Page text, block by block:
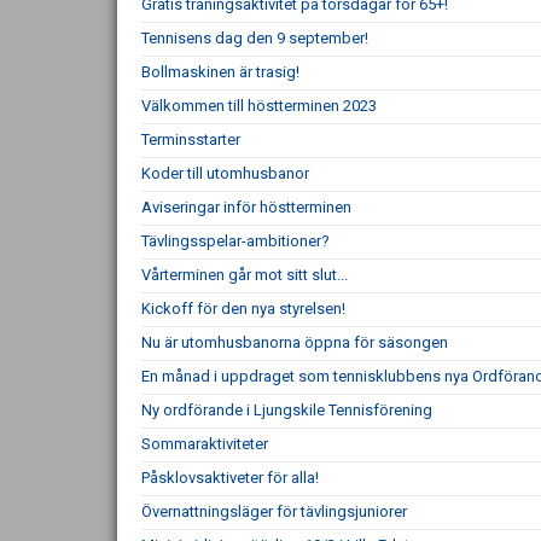
Gratis träningsaktivitet på torsdagar för 65+!
Tennisens dag den 9 september!
Bollmaskinen är trasig!
Välkommen till höstterminen 2023
Terminsstarter
Koder till utomhusbanor
Aviseringar inför höstterminen
Tävlingsspelar-ambitioner?
Vårterminen går mot sitt slut...
Kickoff för den nya styrelsen!
Nu är utomhusbanorna öppna för säsongen
En månad i uppdraget som tennisklubbens nya
Ny ordförande i Ljungskile Tennisförening
Sommaraktiviteter
Påsklovsaktiveter för alla!
Övernattningsläger för tävlingsjuniorer